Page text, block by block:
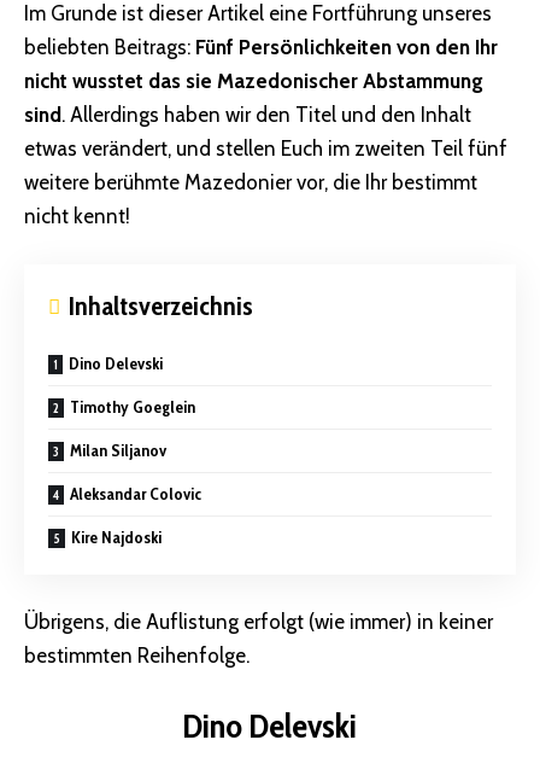
Im Grunde ist dieser Artikel eine Fortführung unseres
beliebten Beitrags: Fünf Persönlichkeiten von den Ihr
nicht wusstet das sie Mazedonischer Abstammung
sind . Allerdings haben wir den Titel und den Inhalt
etwas verändert, und stellen Euch im zweiten Teil fünf
weitere berühmte Mazedonier vor, die Ihr bestimmt
nicht kennt!
Inhaltsverzeichnis
Dino Delevski
Timothy Goeglein
Milan Siljanov
Aleksandar Colovic
Kire Najdoski
Übrigens, die Auflistung erfolgt (wie immer) in keiner
bestimmten Reihenfolge.
Dino Delevski